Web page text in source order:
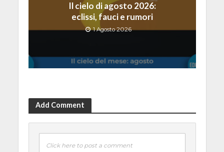
Il cielo di agosto 2026:
eclissi, fauci e rumori
1 Agosto 2026
Add Comment
Click here to post a comment